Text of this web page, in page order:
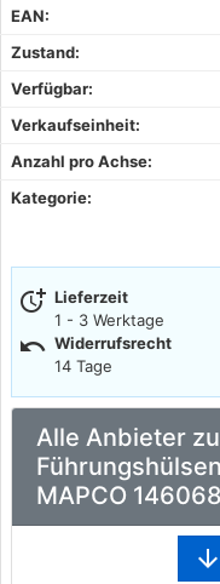
EAN:
Zustand:
Verfügbar:
Verkaufseinheit:
Anzahl pro Achse:
Kategorie:
more_time Lieferzeit
1 - 3 Werktage
undo Widerrufsrecht
14 Tage
Alle Anbieter
MAPCO 146068
arrow_downward